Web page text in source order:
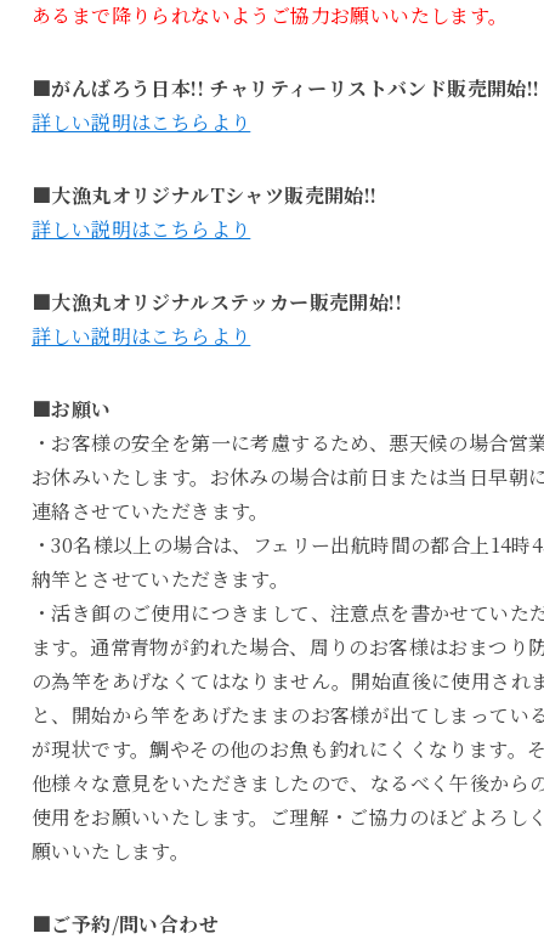
あるまで降りられないようご協力お願いいたします。
■がんばろう日本!! チャリティーリストバンド販売開始!!
詳しい説明はこちらより
■大漁丸オリジナルTシャツ販売開始!!
詳しい説明はこちらより
■大漁丸オリジナルステッカー販売開始!!
詳しい説明はこちらより
■お願い
・お客様の安全を第一に考慮するため、悪天候の場合営
お休みいたします。お休みの場合は前日または当日早朝
連絡させていただきます。
・30名様以上の場合は、フェリー出航時間の都合上14時
納竿とさせていただきます。
・活き餌のご使用につきまして、注意点を書かせていた
ます。通常青物が釣れた場合、周りのお客様はおまつり
の為竿をあげなくてはなりません。開始直後に使用され
と、開始から竿をあげたままのお客様が出てしまってい
が現状です。鯛やその他のお魚も釣れにくくなります。
他様々な意見をいただきましたので、なるべく午後から
使用をお願いいたします。ご理解・ご協力のほどよろし
願いいたします。
■ご予約/問い合わせ